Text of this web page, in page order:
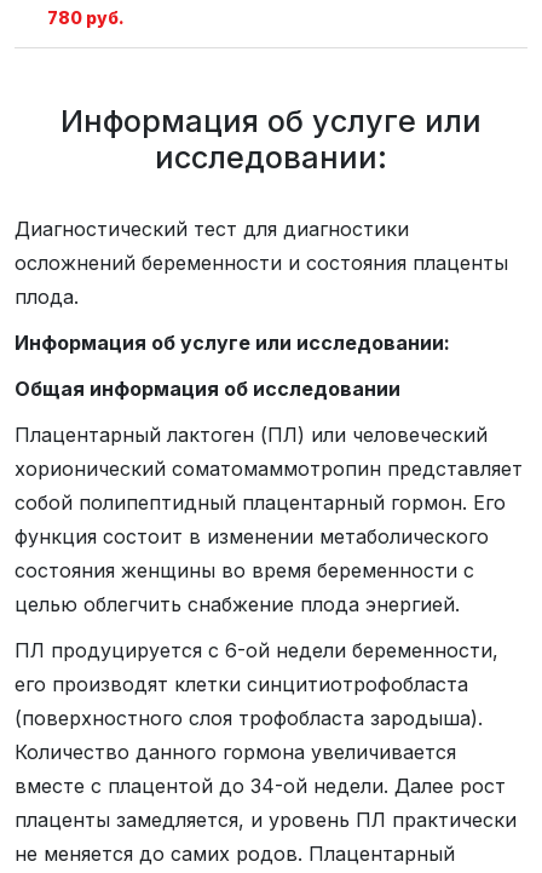
780 руб.
Информация об услуге или
исследовании:
Диагностический тест для диагностики
осложнений беременности и состояния плаценты
плода.
Информация об услуге или исследовании:
Общая информация об исследовании
Плацентарный лактоген (ПЛ) или человеческий
хорионический соматомаммотропин представляет
собой полипептидный плацентарный гормон. Его
функция состоит в изменении метаболического
состояния женщины во время беременности с
целью облегчить снабжение плода энергией.
ПЛ продуцируется с 6-ой недели беременности,
его производят клетки синцитиотрофобласта
(поверхностного слоя трофобласта зародыша).
Количество данного гормона увеличивается
вместе с плацентой до 34-ой недели. Далее рост
плаценты замедляется, и уровень ПЛ практически
не меняется до самих родов. Плацентарный